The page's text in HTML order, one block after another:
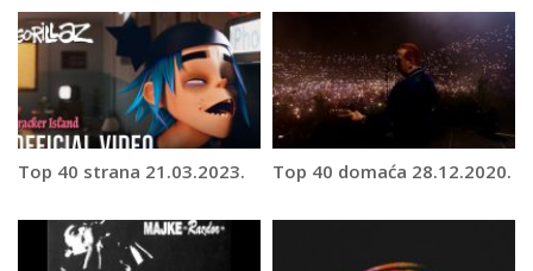
Top 40 strana 21.03.2023. Top 40 domaća 28.12.2020.